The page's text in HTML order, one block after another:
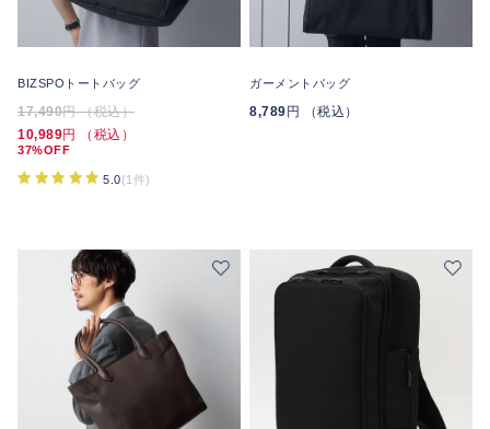
BIZSPOトートバッグ
17,490円 （税込）
10,989円 （税込）
37%OFF
5.0(1件)
ガーメントバッグ
8,789円 （税込）